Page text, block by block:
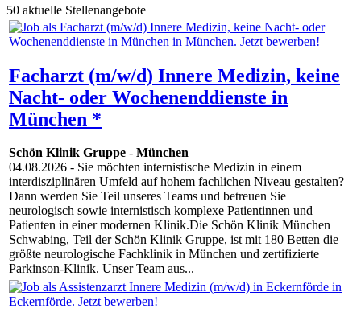
50 aktuelle Stellenangebote
Facharzt (m/w/d) Innere Medizin, keine
Nacht- oder Wochenenddienste in
München *
Schön Klinik Gruppe - München
04.08.2026 - Sie möchten internistische Medizin in einem
interdisziplinären Umfeld auf hohem fachlichen Niveau gestalten?
Dann werden Sie Teil unseres Teams und betreuen Sie
neurologisch sowie internistisch komplexe Patientinnen und
Patienten in einer modernen Klinik.Die Schön Klinik München
Schwabing, Teil der Schön Klinik Gruppe, ist mit 180 Betten die
größte neurologische Fachklinik in München und zertifizierte
Parkinson-Klinik. Unser Team aus...